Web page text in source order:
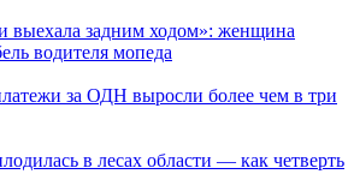
выехала задним ходом»: женщина
водителя мопеда
за ОДН выросли более чем в три
в лесах области — как четверть